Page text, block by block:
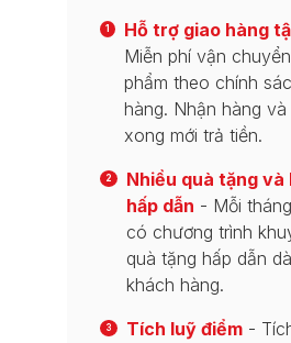
1 Hỗ trợ giao hàng
Miễn phí vận
phẩm theo chính
hàng. Nhận hàng và
xong mới trả tiền.
2
Nhiều quà tặng và
hấp dẫn - Mỗi
có chương trình
quà tặng hấp dẫn
khách hàng.
3 Tích luỹ điểm -